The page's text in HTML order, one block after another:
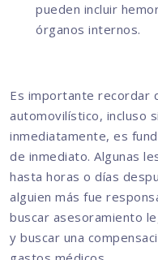
pueden incluir
órganos internos.
Es importante recordar
automovilístico, incluso
inmediatamente, es
de inmediato. Algunas
hasta horas o días
alguien más fue
buscar asesoramiento
y buscar una